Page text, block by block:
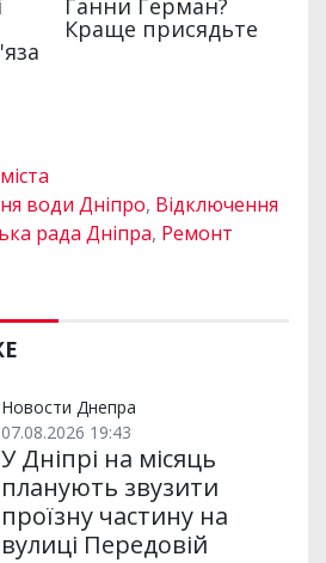
води Дніпро, Відключення
рада Дніпра, Ремонт
Новости Днепра
07.08.2026 19:43
У Дніпрі на місяць
планують звузити
проїзну частину на
вулиці Передовій